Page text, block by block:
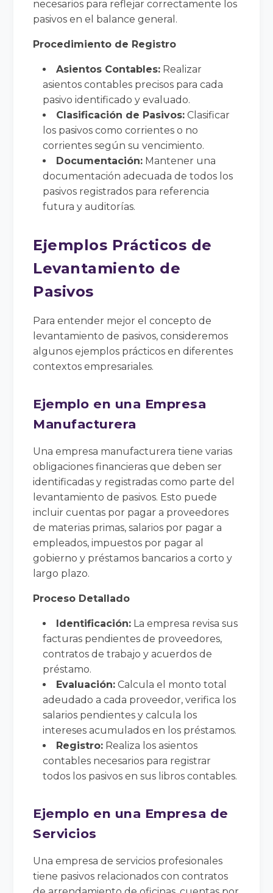
necesarios para reflejar correctamente los
pasivos en el balance general.
Procedimiento de Registro
Asientos Contables: Realizar
asientos contables precisos para cada
pasivo identificado y evaluado.
Clasificación de Pasivos: Clasificar
los pasivos como corrientes o no
corrientes según su vencimiento.
Documentación: Mantener una
documentación adecuada de todos los
pasivos registrados para referencia
futura y auditorías.
Ejemplos Prácticos de
Levantamiento de
Pasivos
Para entender mejor el concepto de
levantamiento de pasivos, consideremos
algunos ejemplos prácticos en diferentes
contextos empresariales.
Ejemplo en una Empresa
Manufacturera
Una empresa manufacturera tiene varias
obligaciones financieras que deben ser
identificadas y registradas como parte del
levantamiento de pasivos. Esto puede
incluir cuentas por pagar a proveedores
de materias primas, salarios por pagar a
empleados, impuestos por pagar al
gobierno y préstamos bancarios a corto y
largo plazo.
Proceso Detallado
Identificación: La empresa revisa sus
facturas pendientes de proveedores,
contratos de trabajo y acuerdos de
préstamo.
Evaluación: Calcula el monto total
adeudado a cada proveedor, verifica los
salarios pendientes y calcula los
intereses acumulados en los préstamos.
Registro: Realiza los asientos
contables necesarios para registrar
todos los pasivos en sus libros contables.
Ejemplo en una Empresa de
Servicios
Una empresa de servicios profesionales
tiene pasivos relacionados con contratos